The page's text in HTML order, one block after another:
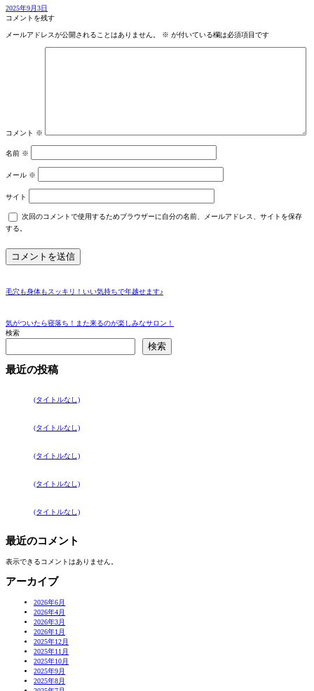
2025年9月3日
コメントを残す
メールアドレスが公開されることはありません。 ※ が付いている欄は必須項目です
コメント ※
名前 ※
メール ※
サイト
次回のコメントで使用するためブラウザーに自分の名前、メールアドレス、サイトを保存
する。
毛穴も身体もスッキリ！いい気持ちで年越せます♪
気がついたら寝落ち！また来るのが楽しみなサロン！
検索
検索
最近の投稿
(タイトルなし)
(タイトルなし)
(タイトルなし)
(タイトルなし)
(タイトルなし)
最近のコメント
表示できるコメントはありません。
アーカイブ
2026年6月
2026年4月
2026年3月
2026年1月
2025年12月
2025年11月
2025年10月
2025年9月
2025年8月